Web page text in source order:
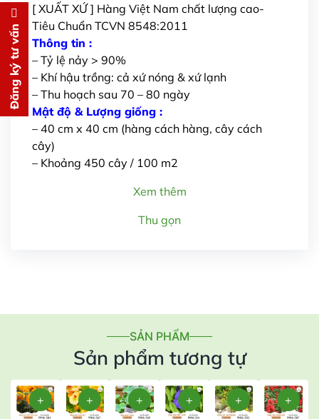
[ XUẤT XỨ ] Hàng Việt Nam chất lượng cao-
Tiêu Chuẩn TCVN 8548:2011
Thông tin :
– Tỷ lệ nảy > 90%
– Khí hậu trồng: cả xứ nóng & xứ lạnh
– Thu hoạch sau 70 – 80 ngày
Mật độ & Lượng giống :
– 40 cm x 40 cm (hàng cách hàng, cây cách
cây)
– Khoảng 450 cây / 100 m2
Xem thêm
Thu gọn
SẢN PHẨM
Sản phẩm tương tự
Đăng ký tư vấn Đăng ký tư vấn
Chúng tôi sẽ gọi lại tư vấn
PHÍ
cho bạn ngay lập tức
Gửi thông tin